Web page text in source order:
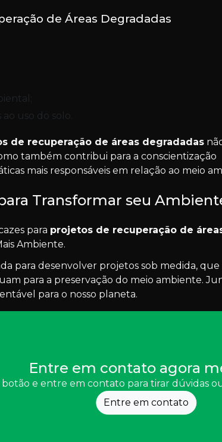
de Áreas Degradadas
uso do solo.
de recuperação de áreas degradadas
também contribui para a conscientização
mais responsáveis em relação ao meio
Transformar seu
para projetos de recuperação de
Ambiente.
para desenvolver projetos sob medida, que
para a preservação do meio ambiente.
para o nosso planeta.
Entre em contato agora
e entre em contato para tirar dúvidas
Entre em contato